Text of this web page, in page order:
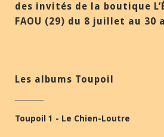
des invités de la boutique
FAOU (29) du 8 juillet au 30
Les albums Toupoil
Toupoil 1 - Le Chien-Loutre